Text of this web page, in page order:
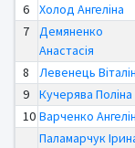
6
Холод Ангеліна
7
Демяненко
Анастасія
8 Левенець
9
Кучерява Поліна
10 Варченко
Паламарчук